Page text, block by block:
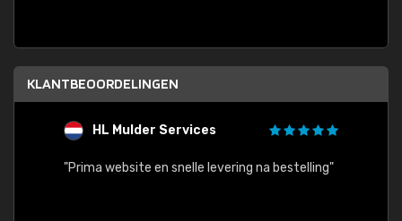
KLANTBEOORDELINGEN
HL Mulder Services
"Prima website en snelle levering na bestelling"